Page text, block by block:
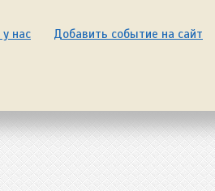
нас Добавить событие на сайт